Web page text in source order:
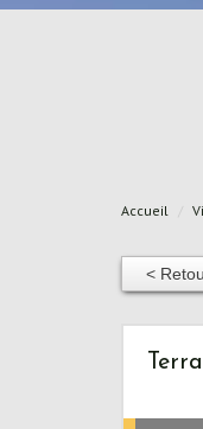
Accueil
<